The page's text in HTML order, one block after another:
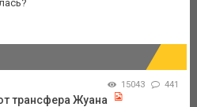
15043 441
трансфера Жуана